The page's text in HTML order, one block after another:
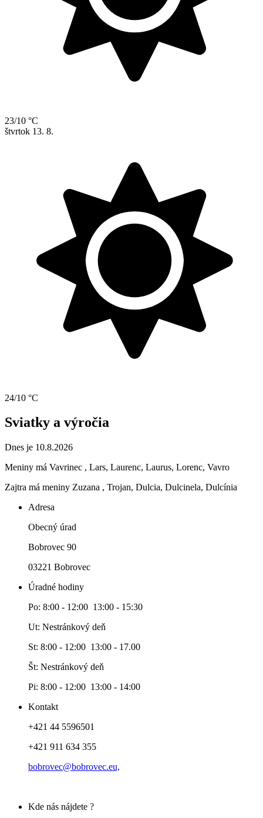
23/10 °C
štvrtok 13. 8.
24/10 °C
Sviatky a výročia
Dnes je 10.8.2026
Meniny má Vavrinec , Lars, Laurenc, Laurus, Lorenc, Vavro
Zajtra má meniny Zuzana , Trojan, Dulcia, Dulcinela, Dulcínia
Adresa
Obecný úrad
Bobrovec 90
03221 Bobrovec
Úradné hodiny
Po: 8:00 - 12:00 13:00 - 15:30
Ut: Nestránkový deň
St: 8:00 - 12:00 13:00 - 17.00
Št: Nestránkový deň
Pi: 8:00 - 12:00 13:00 - 14:00
Kontakt
+421 44 5596501
+421 911 634 355
bobrovec@bobrovec.eu,
Kde nás nájdete ?